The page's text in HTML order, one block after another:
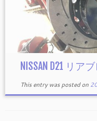
NISSAN D21 リアブ
This entry was posted on